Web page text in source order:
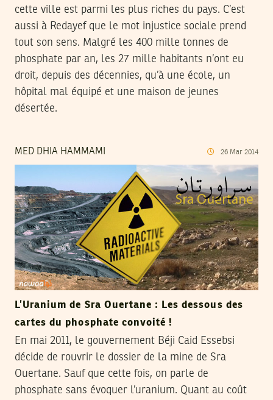
cette ville est parmi les plus riches du pays. C’est
aussi à Redayef que le mot injustice sociale prend
tout son sens. Malgré les 400 mille tonnes de
phosphate par an, les 27 mille habitants n’ont eu
droit, depuis des décennies, qu’à une école, un
hôpital mal équipé et une maison de jeunes
désertée.
MED DHIA HAMMAMI 26 Mar 2014
L’Uranium de Sra Ouertane : Les dessous des
cartes du phosphate convoité !
En mai 2011, le gouvernement Béji Caid Essebsi
décide de rouvrir le dossier de la mine de Sra
Ouertane. Sauf que cette fois, on parle de
phosphate sans évoquer l’uranium. Quant au coût